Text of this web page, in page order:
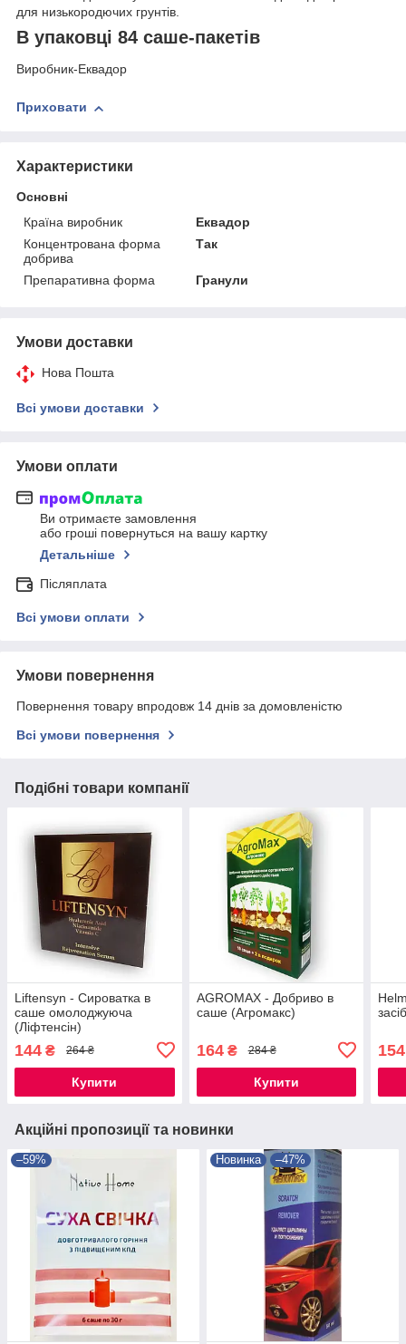
для низькородючих грунтів.
В упаковці 84 саше-пакетів
Виробник-Еквадор
Приховати
Характеристики
Основні
Країна виробник
Еквадор
Концентрована форма
добрива
Так
Препаративна форма Гранули
Умови доставки
Нова Пошта
Всі умови доставки
Умови оплати
Ви отримаєте замовлення
або гроші повернуться на вашу картку
Детальніше
Післяплата
Всі умови оплати
Умови повернення
Повернення товару впродовж 14 днів за домовленістю
Всі умови повернення
Подібні товари компанії
Liftensyn - Сироватка в
саше омолоджуюча
(Ліфтенсін)
144 ₴ 264 ₴
Купити
AGROMAX - Добриво в
саше (Агромакс)
164₴ 284 ₴
Купити
154
Акційні пропозиції та новинки
–59% Новинка –47%